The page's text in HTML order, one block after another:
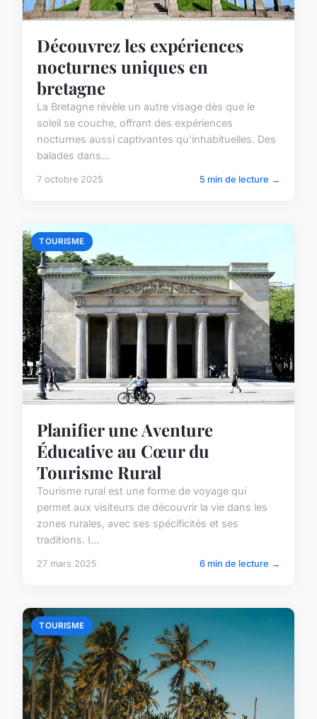
Découvrez les expériences
nocturnes uniques en
bretagne
La Bretagne révèle un autre visage dès que le
soleil se couche, offrant des expériences
nocturnes aussi captivantes qu'inhabituelles. Des
balades dans...
7 octobre 2025 5 min de lecture →
TOURISME
Planifier une Aventure
Éducative au Cœur du
Tourisme Rural
Tourisme rural est une forme de voyage qui
permet aux visiteurs de découvrir la vie dans les
zones rurales, avec ses spécificités et ses
traditions. I...
27 mars 2025 6 min de lecture →
TOURISME